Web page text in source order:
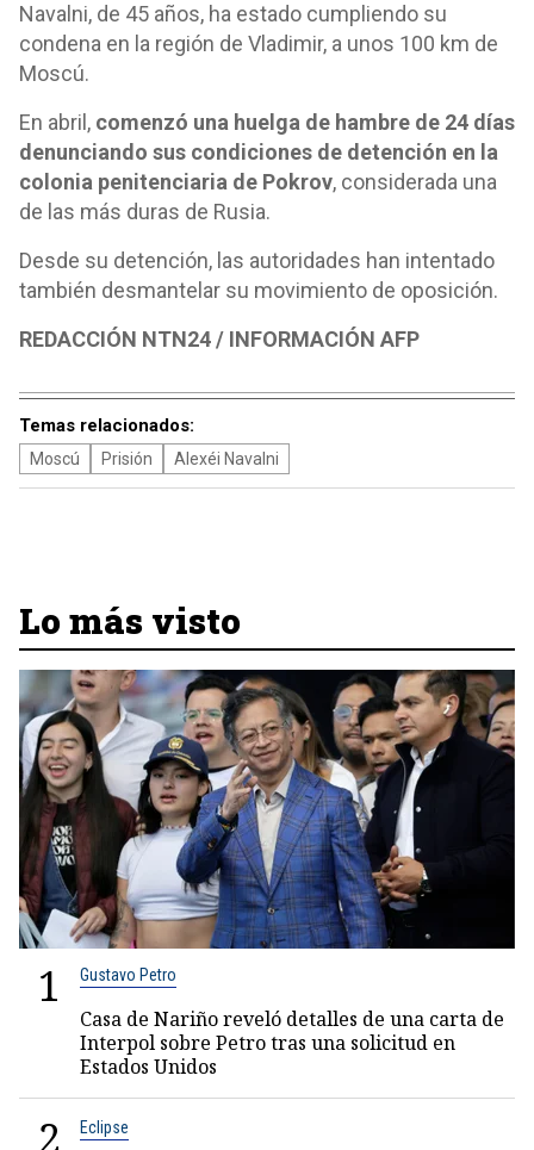
Navalni, de 45 años, ha estado cumpliendo su
condena en la región de Vladimir, a unos 100 km de
Moscú.
En abril, comenzó una huelga de hambre de 24 días
denunciando sus condiciones de detención en la
colonia penitenciaria de Pokrov, considerada una
de las más duras de Rusia.
Desde su detención, las autoridades han intentado
también desmantelar su movimiento de oposición.
REDACCIÓN NTN24 / INFORMACIÓN AFP
Temas relacionados:
Moscú Prisión Alexéi Navalni
Lo más visto
1 Gustavo Petro
Casa de Nariño reveló detalles de una carta de
Interpol sobre Petro tras una solicitud en
Estados Unidos
2 Eclipse